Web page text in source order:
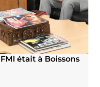
était à Boissons